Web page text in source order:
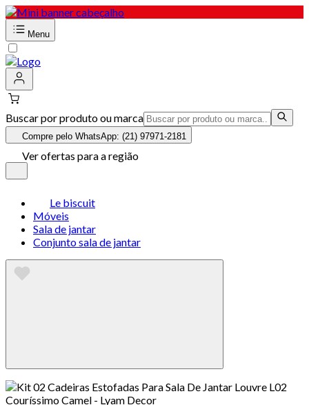
Menu
Buscar por produto ou marca
Compre pelo WhatsApp: (21) 97971-2181
Ver ofertas para a região
Le biscuit
Móveis
Sala de jantar
Conjunto sala de jantar